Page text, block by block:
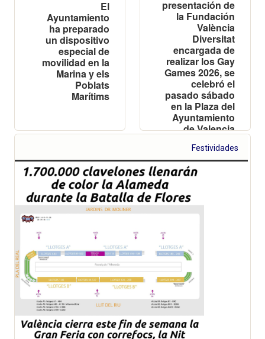
El
Ayuntamiento
ha preparado
un dispositivo
especial de
movilidad en la
Marina y els
Poblats
Marítims
presentación de
la Fundación
València
Diversitat
encargada de
realizar los Gay
Games 2026, se
celebró el
pasado sábado
en la Plaza del
Ayuntamiento
de Valencia
Festividades